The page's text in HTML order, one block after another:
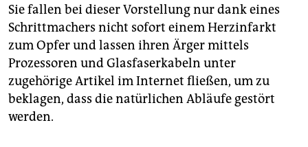
Sie fallen bei dieser Vorstellung nur dank eines
Schrittmachers nicht sofort einem Herzinfarkt
zum Opfer und lassen ihren Ärger mittels
Prozessoren und Glasfaserkabeln unter
zugehörige Artikel im Internet fließen, um zu
beklagen, dass die natürlichen Abläufe gestört
werden.